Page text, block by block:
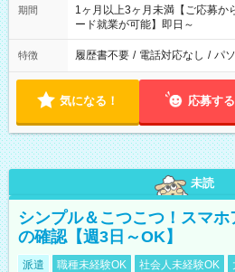
期間
1ヶ月以上3ヶ月未満【ご応募か
ード就業が可能】即日～
特徴 履歴書不要 / 電話対応なし / パ
気になる！ 応募する
未読
シンプル＆こつこつ！スマ
の確認【週3日～OK】
派遣 職種未経験OK 社会人未経験OK